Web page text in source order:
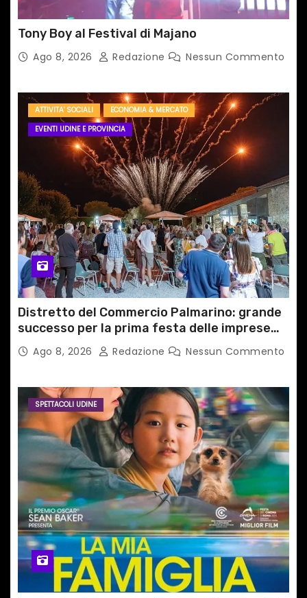
Tony Boy al Festival di Majano
Ago 8, 2026 Redazione Nessun Commento
ATTIVITA' SOCIALI
ECONOMIA & MERCATO
EVENTI UDINE E PROVINCIA
Distretto del Commercio Palmarino: grande
successo per la prima festa delle imprese
del territorio
Ago 8, 2026 Redazione Nessun Commento
SPETTACOLI UDINE